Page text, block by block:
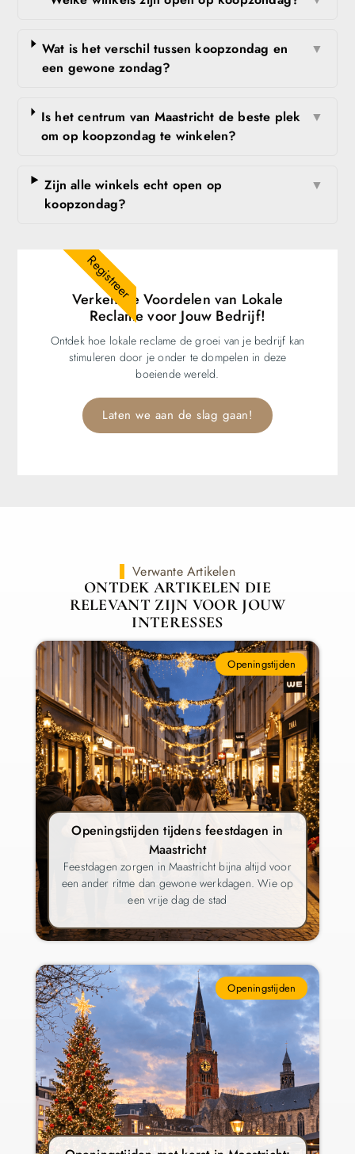
Wat is het verschil tussen koopzondag en
een gewone zondag?
▼
Is het centrum van Maastricht de beste plek
om op koopzondag te winkelen?
▼
Zijn alle winkels echt open op
koopzondag?
▼
Verken de Voordelen van Lokale
Reclame voor Jouw Bedrijf!
Ontdek hoe lokale reclame de groei van je bedrijf kan
stimuleren door je onder te dompelen in deze
boeiende wereld.
Laten we aan de slag gaan!
Registreer
Verwante Artikelen
ONTDEK ARTIKELEN DIE
RELEVANT ZIJN VOOR JOUW
INTERESSES
Openingstijden
Openingstijden tijdens feestdagen in
Maastricht
Feestdagen zorgen in Maastricht bijna altijd voor
een ander ritme dan gewone werkdagen. Wie op
een vrije dag de stad
Openingstijden